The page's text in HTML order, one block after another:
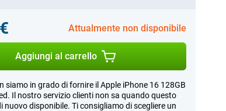
Attualmente non disponibile
Aggiungi al carrello
siamo in grado di fornire il Apple iPhone 16 128GB
Il nostro servizio clienti non sa quando questo
nuovo disponibile. Ti consigliamo di scegliere un